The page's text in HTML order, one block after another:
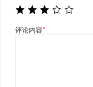
评论内容*